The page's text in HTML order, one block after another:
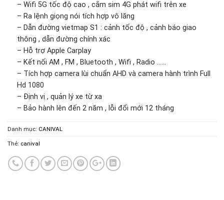
– Wifi 5G tốc độ cao , cắm sim 4G phát wifi trên xe
– Ra lệnh giọng nói tích hợp vô lăng
– Dẫn đường vietmap S1 : cảnh tốc độ , cảnh báo giao
thông , dẫn đường chính xác
– Hỗ trợ Apple Carplay
– Kết nối AM , FM , Bluetooth , Wifi , Radio ……
– Tích hợp camera lùi chuẩn AHD và camera hành trình Full
Hd 1080
– Định vị , quản lý xe từ xa
– Bảo hành lên đến 2 năm , lỗi đổi mới 12 tháng
Danh mục: CANIVAL
Thẻ: canival